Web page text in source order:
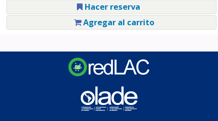
Hacer reserva
Agregar al carrito